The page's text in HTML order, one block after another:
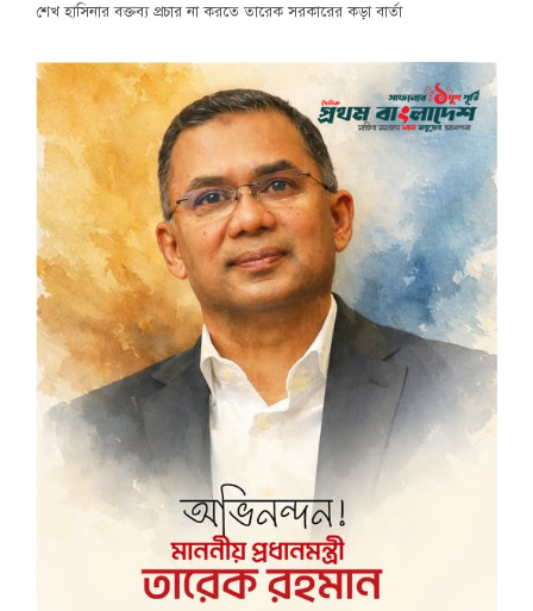
শেখ হাসিনার বক্তব্য প্রচার না করতে তারেক সরকারের কড়া বার্তা